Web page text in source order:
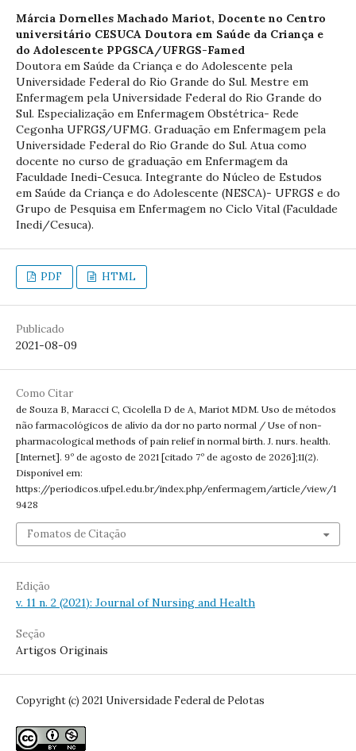
Márcia Dornelles Machado Mariot, Docente no Centro
universitário CESUCA Doutora em Saúde da Criança e
do Adolescente PPGSCA/UFRGS-Famed
Doutora em Saúde da Criança e do Adolescente pela
Universidade Federal do Rio Grande do Sul. Mestre em
Enfermagem pela Universidade Federal do Rio Grande do
Sul. Especialização em Enfermagem Obstétrica- Rede
Cegonha UFRGS/UFMG. Graduação em Enfermagem pela
Universidade Federal do Rio Grande do Sul. Atua como
docente no curso de graduação em Enfermagem da
Faculdade Inedi-Cesuca. Integrante do Núcleo de Estudos
em Saúde da Criança e do Adolescente (NESCA)- UFRGS e do
Grupo de Pesquisa em Enfermagem no Ciclo Vital (Faculdade
Inedi/Cesuca).
PDF HTML
Publicado
2021-08-09
Como Citar
de Souza B, Maracci C, Cicolella D de A, Mariot MDM. Uso de métodos
não farmacológicos de alívio da dor no parto normal / Use of non-
pharmacological methods of pain relief in normal birth. J. nurs. health.
[Internet]. 9º de agosto de 2021 [citado 7º de agosto de 2026];11(2).
Disponível em:
https://periodicos.ufpel.edu.br/index.php/enfermagem/article/view/1
9428
Fomatos de Citação
Edição
v. 11 n. 2 (2021): Journal of Nursing and Health
Seção
Artigos Originais
Copyright (c) 2021 Universidade Federal de Pelotas